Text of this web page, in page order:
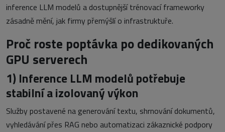
inference LLM modelů a dostupnější trénovací frameworky
zásadně mění, jak firmy přemýšlí o infrastruktuře.
Proč roste poptávka po dedikovaných
GPU serverech
1) Inference LLM modelů potřebuje
stabilní a izolovaný výkon
Služby postavené na generování textu, shrnování dokumentů,
vyhledávání přes RAG nebo automatizaci zákaznické podpory